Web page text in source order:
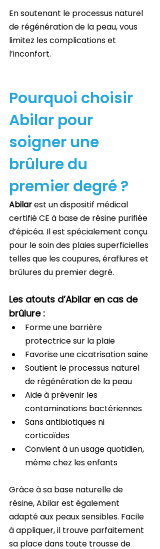
En soutenant le processus naturel
de régénération de la peau, vous
limitez les complications et
l’inconfort.
Pourquoi choisir
Abilar pour
soigner une
brûlure du
premier degré ?
Abilar est un dispositif médical
certifié CE à base de résine purifiée
d’épicéa. Il est spécialement conçu
pour le soin des plaies superficielles
telles que les coupures, éraflures et
brûlures du premier degré.
Les atouts d’Abilar en cas de
brûlure :
Forme une barrière
protectrice sur la plaie
Favorise une cicatrisation saine
Soutient le processus naturel
de régénération de la peau
Aide à prévenir les
contaminations bactériennes
Sans antibiotiques ni
corticoïdes
Convient à un usage quotidien,
même chez les enfants
Grâce à sa base naturelle de
résine, Abilar est également
adapté aux peaux sensibles. Facile
à appliquer, il trouve parfaitement
sa place dans toute trousse de